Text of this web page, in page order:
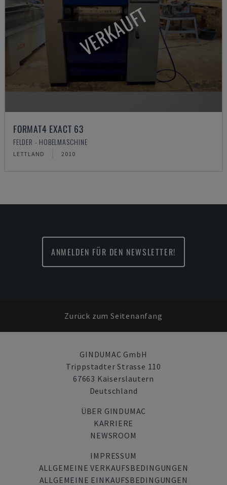
VERKAUFT
FORMAT4 EXACT 63
FELDER - HOBELMASCHINE
LETTLAND 2010
ANMELDEN FÜR DEN NEWSLETTER!
Zurück zum Seitenanfang
GINDUMAC GmbH
Trippstadter Strasse 110
67663 Kaiserslautern
Deutschland
ÜBER GINDUMAC
KARRIERE
NEWSROOM
IMPRESSUM
ALLGEMEINE VERKAUFSBEDINGUNGEN
ALLGEMEINE EINKAUFSBEDINGUNGEN